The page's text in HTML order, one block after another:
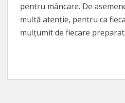
pentru mâncare. De
multă atenție, pentru ca
mulțumit de fiecare